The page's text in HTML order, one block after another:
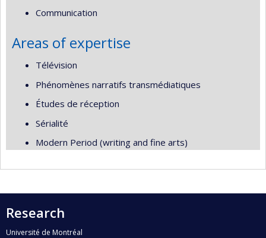
Communication
Areas of expertise
Télévision
Phénomènes narratifs transmédiatiques
Études de réception
Sérialité
Modern Period (writing and fine arts)
Research
Université de Montréal